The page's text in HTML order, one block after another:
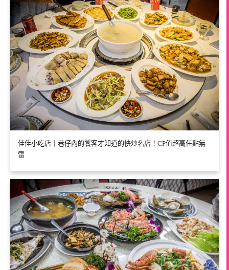
佳佳小吃店｜巷仔內的饕客才知道的快炒名店！CP值超高任點無
雷